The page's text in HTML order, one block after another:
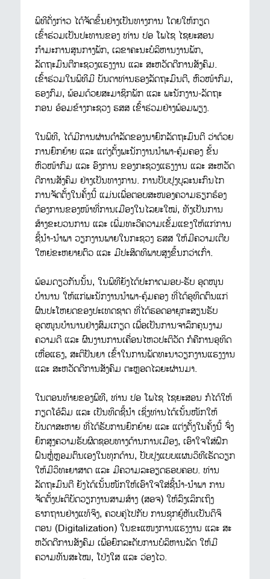
ພິທີດັ່ງກ່າວ ໄດ້ຈັດຂຶ້ນຢ່າງເປັນທາງການ ໂດຍໃຫ້ກຽດ
ເຂົ້າຮ່ວມເປັນປະທານຂອງ ທ່ານ ປອ ໂພໄຊ ໄຊຍະສອນ
ກຳມະການສູນກາງພັກ, ເລຂາຄະນະບໍລິຫານງານພັກ,
ລັດຖະມົນຕີກະຊວງແຮງງານ ແລະ ສະຫວັດດີການສັງຄົມ.
ເຂົ້າຮ່ວມໃນພິທີມີ ບັນດາທ່ານຮອງລັດຖະມົນຕີ, ຫົວໜ້າກົມ,
ຮອງກົມ, ພ້ອມດ້ວຍສະມາຊິກພັກ ແລະ ພະນັກງານ-ລັດຖະ
ກອນ ອ້ອມຂ້າງກະຊວງ ຮສສ ເຂົ້າຮ່ວມຢ່າງພ້ອມພຽງ.
ໃນພິທີ, ໄດ້ມີການຜ່ານດຳລັດຂອງນາຍົກລັດຖະມົນຕີ ວ່າດ້ວຍ
ການຍົກຍ້າຍ ແລະ ແຕ່ງຕັ້ງພະນັກງານນຳພາ-ຄຸ້ມຄອງ ຂັ້ນ
ຫົວໜ້າກົມ ແລະ ອົງການ ຂອງກະຊວງແຮງງານ ແລະ ສະຫວັດ
ດີການສັງຄົມ ຢ່າງເປັນທາງການ. ການປັບປຸງບູລະນະກົນໄກ
ການຈັດຕັ້ງໃນຄັ້ງນີ້ ແມ່ນເພື່ອຕອບສະໜອງຄວາມຮຽກຮ້ອງ
ຕ້ອງການຂອງໜ້າທີ່ການເມືອງໃນໄລຍະໃໝ່, ທັງເປັນການ
ສ້າງຂະບວນການ ແລະ ເພີ່ມທະວີຄວາມເຂັ້ມແຂງໃຫ້ແກ່ການ
ຊີ້ນຳ-ນຳພາ ວຽກງານພາຍໃນກະຊວງ ຮສສ ໃຫ້ມີຄວາມເຕີບ
ໃຫຍ່ຂະຫຍາຍຕົວ ແລະ ມີປະສິດທິພາບສູງຂຶ້ນກວ່າເກົ່າ.
ພ້ອມດຽວກັນນັ້ນ, ໃນພິທີຍັງໄດ້ປະກາດມອບ-ຮັບ ອຸດໜູນ
ບຳນານ ໃຫ້ແກ່ພະນັກງານນຳພາ-ຄຸ້ມຄອງ ທີ່ໄດ້ອຸທິດຕົນແກ່
ຜົນປະໂຫຍດຂອງປະເທດຊາດ ທີ່ໄດ້ຮອດອາຍຸກະສຽນຮັບ
ອຸດໜູນບຳນານຢ່າງສົມເກຽດ ເພື່ອເປັນການຈາລຶກຄຸນງາມ
ຄວາມດີ ແລະ ຜົນງານການເຄື່ອນໄຫວປະຕິວັດ ກໍຄືການອຸທິດ
ເຫື່ອແຮງ, ສະຕິປັນຍາ ເຂົ້າໃນການພັດທະນາວຽກງານແຮງງານ
ແລະ ສະຫວັດດີການສັງຄົມ ຕະຫຼອດໄລຍະຜ່ານມາ.
ໃນຕອນທ້າຍຂອງພິທີ, ທ່ານ ປອ ໂພໄຊ ໄຊຍະສອນ ກໍໄດ້ໃຫ້
ກຽດໂອ້ລົມ ແລະ ເປັນທິດຊີ້ນຳ ເຊິ່ງທ່ານໄດ້ເນັ້ນໜັກໃຫ້
ບັນດາສະຫາຍ ທີ່ໄດ້ຮັບການຍົກຍ້າຍ ແລະ ແຕ່ງຕັ້ງໃນຄັ້ງນີ້ ຈົ່ງ
ຍົກສູງຄວາມຮັບຜິດຊອບທາງດ້ານການເມືອງ, ເອົາໃຈໃສ່ຝຶກ
ຝົນຫຼໍ່ຫຼອມຕົນເອງໃນທຸກດ້ານ, ປັບປຸງແບບແຜນວິທີເຮັດວຽກ
ໃຫ້ມີວິທະຍາສາດ ແລະ ມີຄວາມລະອຽດຮອບຄອບ. ທ່ານ
ລັດຖະມົນຕີ ຍັງໄດ້ເນັ້ນໜັກໃຫ້ເອົາໃຈໃສ່ຊີ້ນຳ-ນຳພາ ການ
ຈັດຕັ້ງປະຕິບັດວຽກງານສາມສ້າງ (ສອຈ) ໃຫ້ລົງເລິກເຖິງ
ຮາກຖານຢ່າງແທ້ຈິງ, ຄວບຄູ່ໄປກັບ ການຊຸກຍູ້ຫັນເປັນດິຈິ
ຕອນ (Digitalization) ໃນຂະແໜງການແຮງງານ ແລະ ສະ
ຫວັດດີການສັງຄົມ ເພື່ອຍົກລະດັບການບໍລິຫານລັດ ໃຫ້ມີ
ຄວາມທັນສະໄໝ, ໂປ່ງໃສ ແລະ ວ່ອງໄວ.